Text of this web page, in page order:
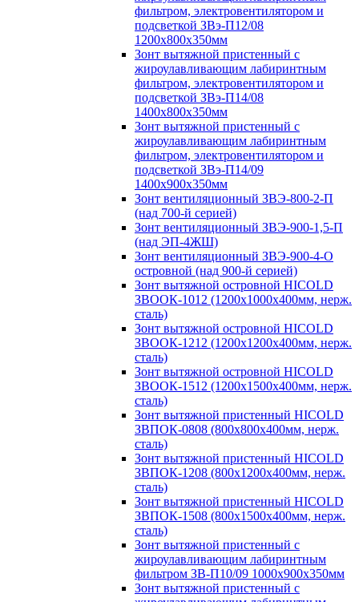
фильтром, электровентилятором и
подсветкой ЗВэ-П12/08
1200х800х350мм
Зонт вытяжной пристенный с
жироулавливающим лабиринтным
фильтром, электровентилятором и
подсветкой ЗВэ-П14/08
1400х800х350мм
Зонт вытяжной пристенный с
жироулавливающим лабиринтным
фильтром, электровентилятором и
подсветкой ЗВэ-П14/09
1400х900х350мм
Зонт вентиляционный ЗВЭ-800-2-П
(над 700-й серией)
Зонт вентиляционный ЗВЭ-900-1,5-П
(над ЭП-4ЖШ)
Зонт вентиляционный ЗВЭ-900-4-О
островной (над 900-й серией)
Зонт вытяжной островной HICOLD
ЗВООК-1012 (1200х1000х400мм, нерж.
сталь)
Зонт вытяжной островной HICOLD
ЗВООК-1212 (1200x1200x400мм, нерж.
сталь)
Зонт вытяжной островной HICOLD
ЗВООК-1512 (1200х1500х400мм, нерж.
сталь)
Зонт вытяжной пристенный HICOLD
ЗВПОК-0808 (800х800х400мм, нерж.
сталь)
Зонт вытяжной пристенный HICOLD
ЗВПОК-1208 (800х1200х400мм, нерж.
сталь)
Зонт вытяжной пристенный HICOLD
ЗВПОК-1508 (800х1500х400мм, нерж.
сталь)
Зонт вытяжной пристенный с
жироулавливающим лабиринтным
фильтром ЗВ-П10/09 1000х900х350мм
Зонт вытяжной пристенный с